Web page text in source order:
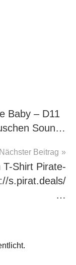
Baby – D11
Soun…
Nächster Beitrag
Shirt Pirate-
s.pirat.deals/
…